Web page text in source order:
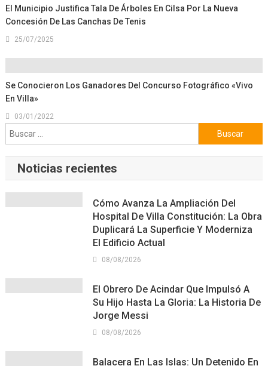
El Municipio Justifica Tala De Árboles En Cilsa Por La Nueva
Concesión De Las Canchas De Tenis
25/07/2025
Se Conocieron Los Ganadores Del Concurso Fotográfico «Vivo
En Villa»
03/01/2022
Buscar:
Noticias recientes
Cómo Avanza La Ampliación Del
Hospital De Villa Constitución: La Obra
Duplicará La Superficie Y Moderniza
El Edificio Actual
08/08/2026
El Obrero De Acindar Que Impulsó A
Su Hijo Hasta La Gloria: La Historia De
Jorge Messi
08/08/2026
Balacera En Las Islas: Un Detenido En